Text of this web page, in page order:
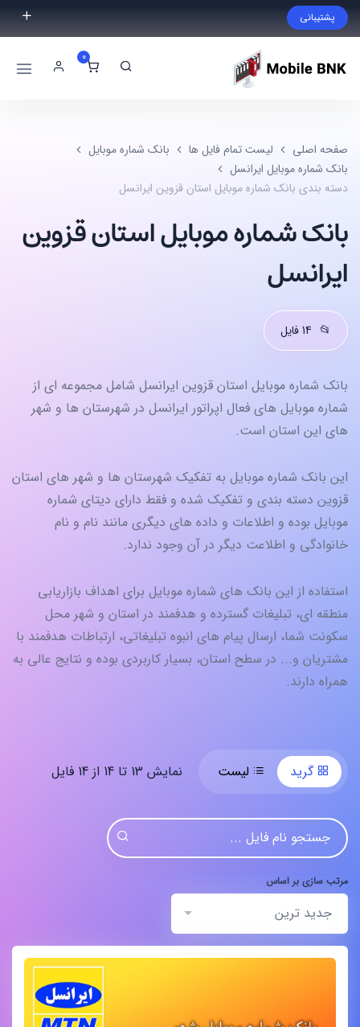
پشتیبانی
فایل مورد نظر خود را پیدا نکردید؟ با ما تماس بگیرید.
09999868721
0
صفحه اصلی لیست تمام فایل ها
بانک شماره موبایل
بانک شماره موبایل ایرانسل
دسته بندی بانک شماره موبایل استان قزوین ایرانسل
بانک شماره موبایل استان قزوین
ایرانسل
📂 14 فایل
بانک شماره موبایل استان قزوین ایرانسل شامل مجموعه‌ ای از
شماره‌ موبایل های فعال اپراتور ایرانسل در شهرستان ها و شهر
های این استان است.
این بانک شماره موبایل به تفکیک شهرستان ها و شهر های استان
قزوین دسته‌ بندی و تفکیک شده و فقط دارای دیتای شماره
موبایل بوده و اطلاعات و داده های دیگری مانند نام و نام
خانوادگی و اطلاعت دیگر در آن وجود ندارد.
استفاده از این بانک های شماره موبایل برای اهداف بازاریابی
منطقه‌ ای، تبلیغات گسترده و هدفمند در استان و شهر محل
سکونت شما، ارسال پیام‌ های انبوه تبلیغاتی، ارتباطات هدفمند با
مشتریان و... در سطح استان، بسیار کاربردی بوده و نتایج عالی به
همراه دارند.
گرید لیست نمایش 13 تا 14 از 14 فایل
مرتب سازی بر اساس
جدید ترین